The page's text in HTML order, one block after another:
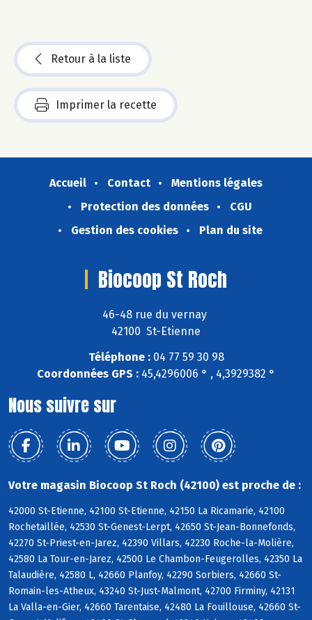
Retour à la liste
Imprimer la recette
Accueil Contact
Mentions légales
Protection des données
CGU
Gestion des cookies
Plan du site
Biocoop St Roch
46-48 rue du vernay
42100 St-Etienne
Téléphone :04 77 59 30 98
Coordonnées GPS : 45,4296006 ° , 4,3929382 °
Nous suivre sur
Votre magasin Biocoop St Roch (42100) est proche de :
42000 St-Etienne, 42100 St-Etienne, 42150 La Ricamarie, 42100
Rochetaillée, 42530 St-Genest-Lerpt, 42650 St-Jean-Bonnefonds,
42270 St-Priest-en-Jarez, 42390 Villars, 42230 Roche-la-Molière,
42580 La Tour-en-Jarez, 42500 Le Chambon-Feugerolles, 42350 La
Talaudière, 42580 L, 42660 Planfoy, 42290 Sorbiers, 42660 St-
Romain-les-Atheux, 43240 St-Just-Malmont, 42700 Firminy, 42131
La Valla-en-Gier, 42660 Tarentaise, 42480 La Fouillouse, 42660 St-